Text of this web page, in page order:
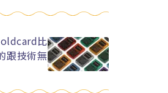
比
跟技術無